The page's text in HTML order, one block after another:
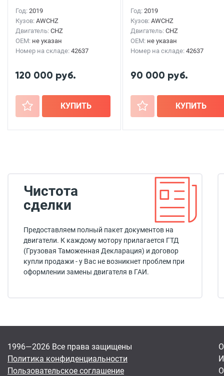
Год: 2019
Кузов: AWCHZ
Двигатель: CHZ
OEM: не указан
Номер на складе: 42637
120 000 руб.
+ КУПИТЬ
Год: 2019
Кузов: AWCHZ
Двигатель: CHZ
OEM: не указан
Номер на складе: 42637
90 000 руб.
+ КУПИТЬ
Чистота
сделки
Предоставляем полный пакет документов на
двигатели. К каждому мотору прилагается ГТД
(Грузовая Таможенная Декларация) и договор
купли продажи - у Вас не возникнет проблем при
оформлении замены двигателя в ГАИ.
1996—2026 Все права защищены
Политика конфиденциальности
Пользовательское соглашение